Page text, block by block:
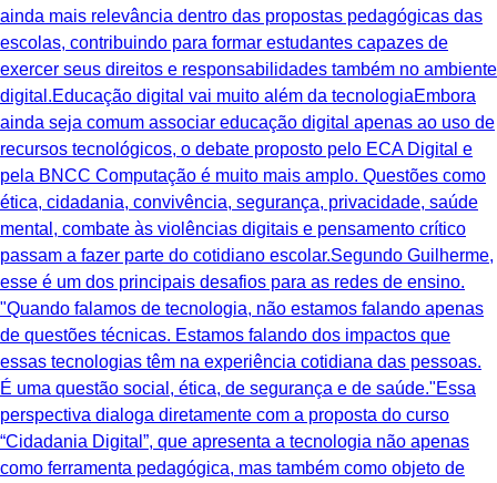
ainda mais relevância dentro das propostas pedagógicas das
escolas, contribuindo para formar estudantes capazes de
exercer seus direitos e responsabilidades também no ambiente
digital.Educação digital vai muito além da tecnologiaEmbora
ainda seja comum associar educação digital apenas ao uso de
recursos tecnológicos, o debate proposto pelo ECA Digital e
pela BNCC Computação é muito mais amplo. Questões como
ética, cidadania, convivência, segurança, privacidade, saúde
mental, combate às violências digitais e pensamento crítico
passam a fazer parte do cotidiano escolar.Segundo Guilherme,
esse é um dos principais desafios para as redes de ensino.
"Quando falamos de tecnologia, não estamos falando apenas
de questões técnicas. Estamos falando dos impactos que
essas tecnologias têm na experiência cotidiana das pessoas.
É uma questão social, ética, de segurança e de saúde."Essa
perspectiva dialoga diretamente com a proposta do curso
“Cidadania Digital”, que apresenta a tecnologia não apenas
como ferramenta pedagógica, mas também como objeto de